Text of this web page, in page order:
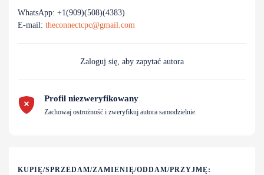
WhatsApp: +1(909)(508)(4383)
E-mail: theconnectcpc@gmail.com
Zaloguj się, aby zapytać autora
Profil niezweryfikowany
Zachowaj ostrożność i zweryfikuj autora samodzielnie.
KUPIĘ/SPRZEDAM/ZAMIENIĘ/ODDAM/PRZYJMĘ: